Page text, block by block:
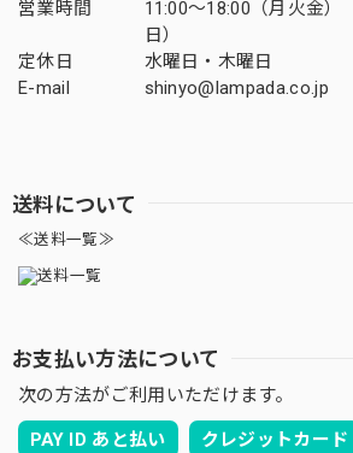
営業時間
11:00～18:00（月火金
日）
定休日
水曜日・木曜日
E-mail
shinyo@lampada.co.jp
送料について
≪送料一覧≫
お支払い方法について
次の方法がご利用いただけます。
PAY ID あと払い クレジットカード